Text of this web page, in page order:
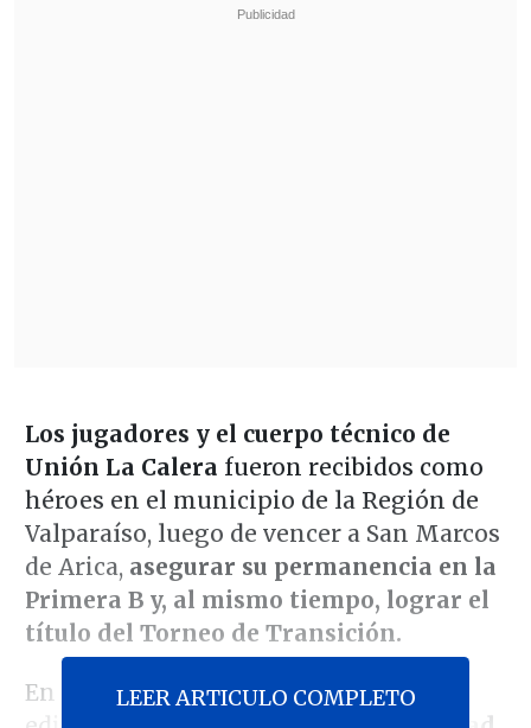
Los jugadores y el cuerpo técnico de
Unión La Calera fueron recibidos como
héroes en el municipio de la Región de
Valparaíso, luego de vencer a San Marcos
de Arica, asegurar su permanencia en la
Primera B y, al mismo tiempo, lograr el
título del Torneo de Transición.
En uno de los patios interiores de
LEER ARTICULO COMPLETO